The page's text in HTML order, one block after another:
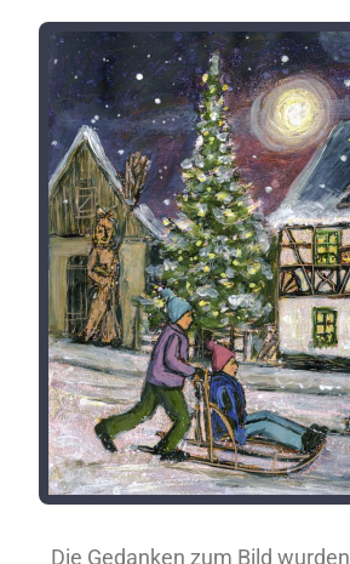
Die Gedanken zum Bild wurden